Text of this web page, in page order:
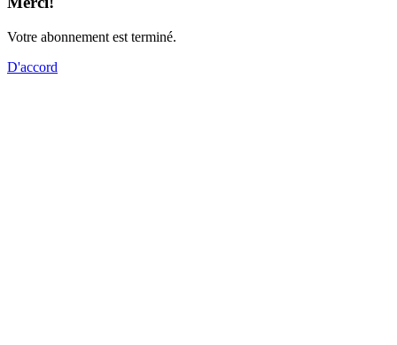
Votre abonnement est terminé.
D'accord